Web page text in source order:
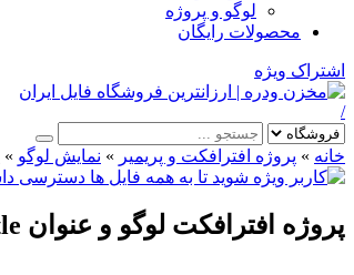
لوگو و پروژه
محصولات رایگان
اشتراک ویژه
/
خانه » پروژه افترافکت و پریمیر » نمایش لوگو »
پروژه افترافکت لوگو و عنوان Trippy Wave Intro Logo & Title